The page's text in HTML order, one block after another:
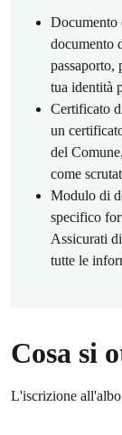
Documento
documento
passaporto,
tua identità
Certificato
un
del
come
Modulo di
specifico
Assicurati
tutte le
Cosa si
L'iscrizione